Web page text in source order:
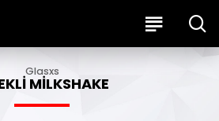
Glasxs
MILKSHAKE